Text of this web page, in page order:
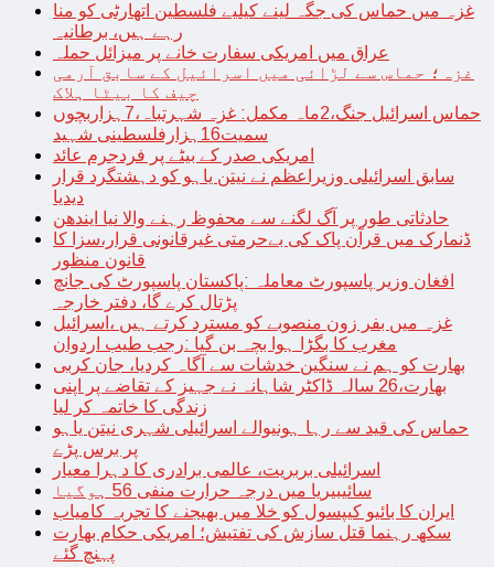
غزہ میں حماس کی جگہ لینے کیلیے فلسطین اتھارٹی کو منا
رہے ہیں، برطانیہ
عراق میں امریکی سفارت خانے پر میزائل حملہ
غزہ؛ حماس سے لڑائی میں اسرائیل کے سابق آرمی
چیف کا بیٹا ہلاک
حماس اسرائیل جنگ،2ماہ مکمل: غزہ شہرتباہ،7ہزاربچوں
سمیت16ہزارفلسطینی شہید
امریکی صدر کے بیٹے پر فردجرم عائد
سابق اسرائیلی وزیراعظم نے نیتن یاہو کو دہشتگرد قرار
دیدیا
حادثاتی طور پر آگ لگنے سے محفوظ رہنے والا نیا ایندھن
ڈنمارک میں قرآن پاک کی بےحرمتی غیرقانونی قرار،سزا کا
قانون منظور
افغان وزیر پاسپورٹ معاملہ :پاکستان پاسپورٹ کی جانچ
پڑتال کرے گا، دفتر خارجہ
غزہ میں بفر زون منصوبے کو مسترد کرتے ہیں ،اسرائیل
مغرب کا بگڑا ہوا بچہ بن گیا :رجب طیب اردوان
بھارت کو ہم نے سنگین خدشات سے آگاہ کردیا، جان کربی
بھارت،26 سالہ ڈاکٹر شاہانہ نے جہیز کے تقاضے پر اپنی
زندگی کا خاتمہ کر لیا
حماس کی قید سے رہا ہونیوالے اسرائیلی شہری نیتن یاہو
پر برس پڑے
اسرائیلی بربریت، عالمی برادری کا دہرا معیار
سائیبیریا میں درجہ حرارت منفی 56 ہوگیا
ایران کا بائیو کیپسول کو خلا میں بھیجنے کا تجربہ کامیاب
سکھ رہنما قتل سازش کی تفتیش؛ امریکی حکام بھارت
پہنچ گئے